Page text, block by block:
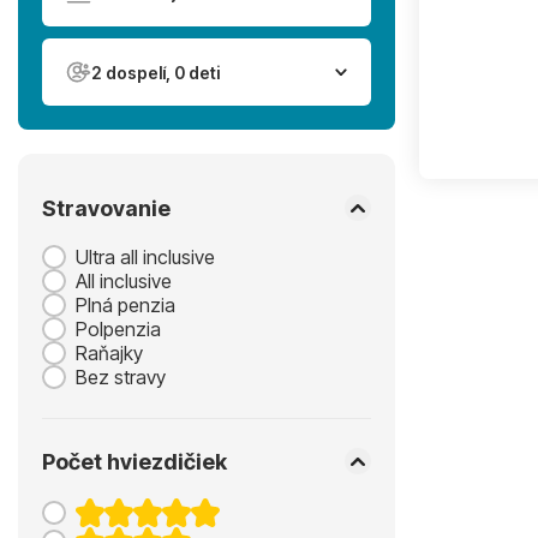
2 dospelí, 0 deti
Stravovanie
Ultra all inclusive
All inclusive
Plná penzia
Polpenzia
Raňajky
Bez stravy
Počet hviezdičiek